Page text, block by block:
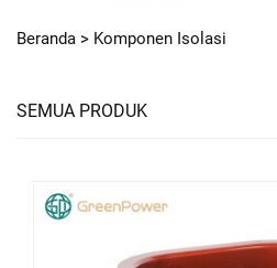
Tentang Kami
Solusi
Beranda > Komponen Isolasi
SEMUA PRODUK